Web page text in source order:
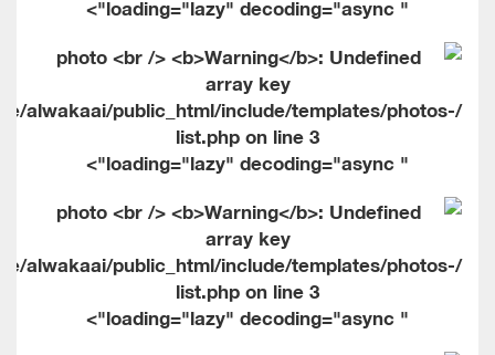
alwakaai/public_html/include/templates/photos-
list.php on line3
" loading="lazy" decoding="async">
alwakaai/public_html/include/templates/photos-
list.php on line3
" loading="lazy" decoding="async">